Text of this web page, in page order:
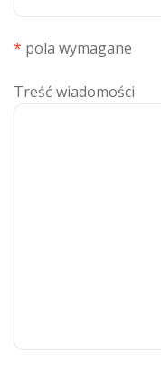
* pola wymagane
Treść wiadomości